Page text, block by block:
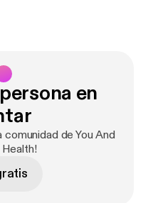
It can be
en
comunidad de You And